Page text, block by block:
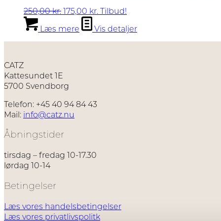
250,00kr.Den
oprindelige
pris
var:
175,00 kr. Den
pris
er:
Tilbud!
Læs mere
Vis detaljer
CATZ
Kattesundet 1E
5700 Svendborg
Telefon: +45 40 94 84 43
Mail: info@catz.nu
Åbningstider
tirsdag – fredag 10-17.30
lørdag 10-14
Betingelser
Læs vores handelsbetingelser
Læs vores privatlivspolitk